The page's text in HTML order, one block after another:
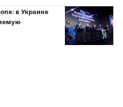
в Украине